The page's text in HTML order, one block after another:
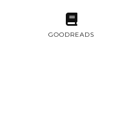
GOODREADS